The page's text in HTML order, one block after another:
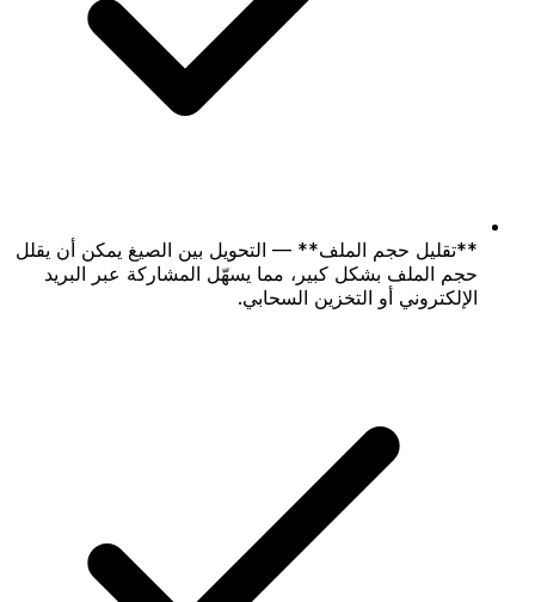
**تقليل حجم الملف** — التحويل بين الصيغ يمكن أن يقلل
حجم الملف بشكل كبير، مما يسهّل المشاركة عبر البريد
الإلكتروني أو التخزين السحابي.